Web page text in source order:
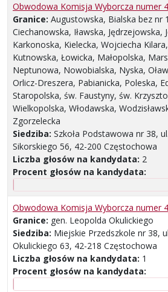
Obwodowa Komisja Wyborcza numer
Granice: Augustowska, Bialska bez nr
Ciechanowska, Iławska, Jędrzejowska,
Karkonoska, Kielecka, Wojciecha
Kutnowska, Łowicka, Małopolska,
Neptunowa, Nowobialska, Nyska,
Orlicz-Dreszera, Pabianicka, Poleska,
Staropolska, św. Faustyny, św.
Wielkopolska, Włodawska,
Zgorzelecka
Siedziba: Szkoła Podstawowa nr 38,
Sikorskiego 56, 42-200 Częstochowa
Liczba głosów na kandydata: 2
Procent głosów na kandydata:
Obwodowa Komisja Wyborcza numer
Granice: gen. Leopolda Okulickiego
Siedziba: Miejskie Przedszkole nr 38,
Okulickiego 63, 42-218 Częstochowa
Liczba głosów na kandydata: 1
Procent głosów na kandydata: